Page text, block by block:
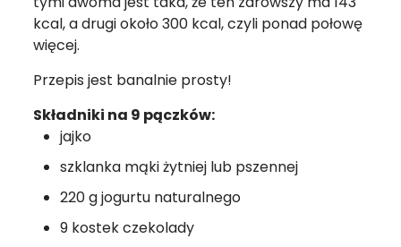
kcal, a drugi około 300 kcal, czyli ponad połowę
więcej.
Przepis jest banalnie prosty!
Składniki na 9 pączków:
jajko
szklanka mąki żytniej lub pszennej
220 g jogurtu naturalnego
9 kostek czekolady